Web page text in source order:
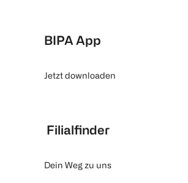
BIPA App
Jetzt downloaden
Filialfinder
Dein Weg zu uns